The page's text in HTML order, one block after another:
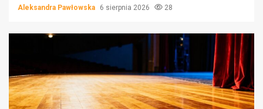
Aleksandra Pawłowska 6 sierpnia 2026 28